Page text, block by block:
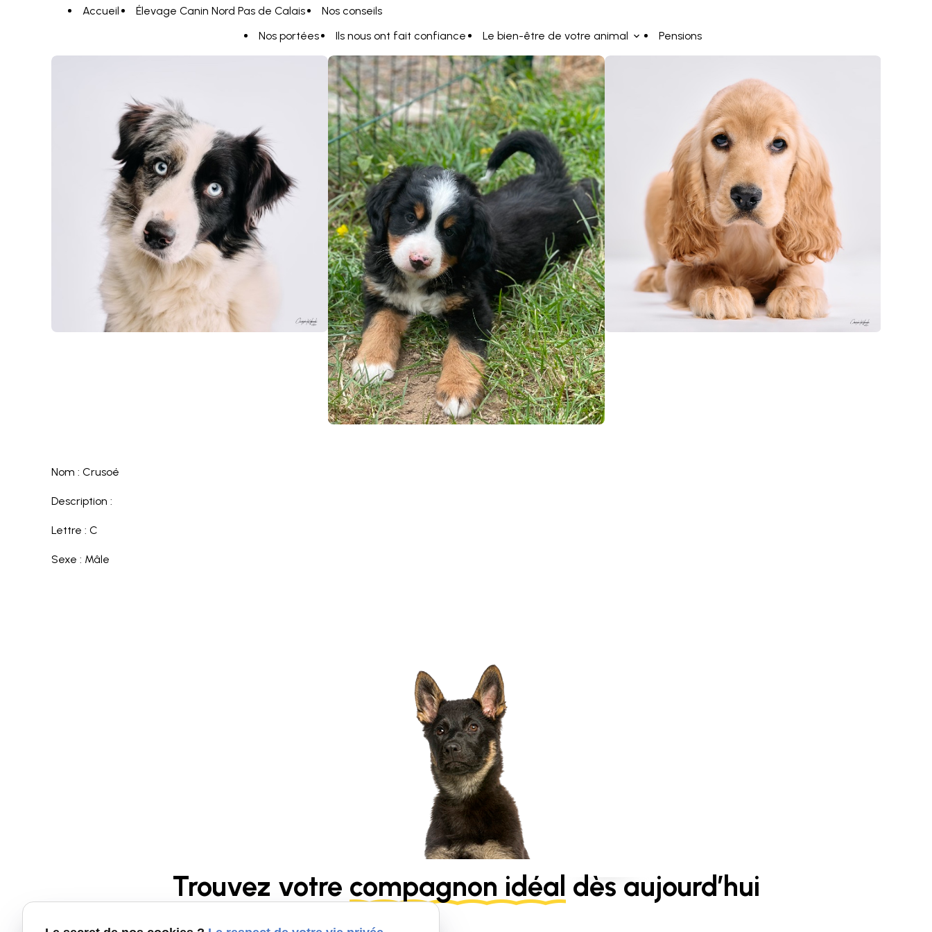
Accueil Élevage Canin Nord Pas de Calais
Nos conseils
Nos portées
Ils nous ont fait confiance Le bien-être de votre animal Pensions
Nom : Crusoé
Description :
Lettre : C
Sexe : Mâle
Trouvez votre compagnon idéal dès aujourd’hui
Panneau de gestion des cookies